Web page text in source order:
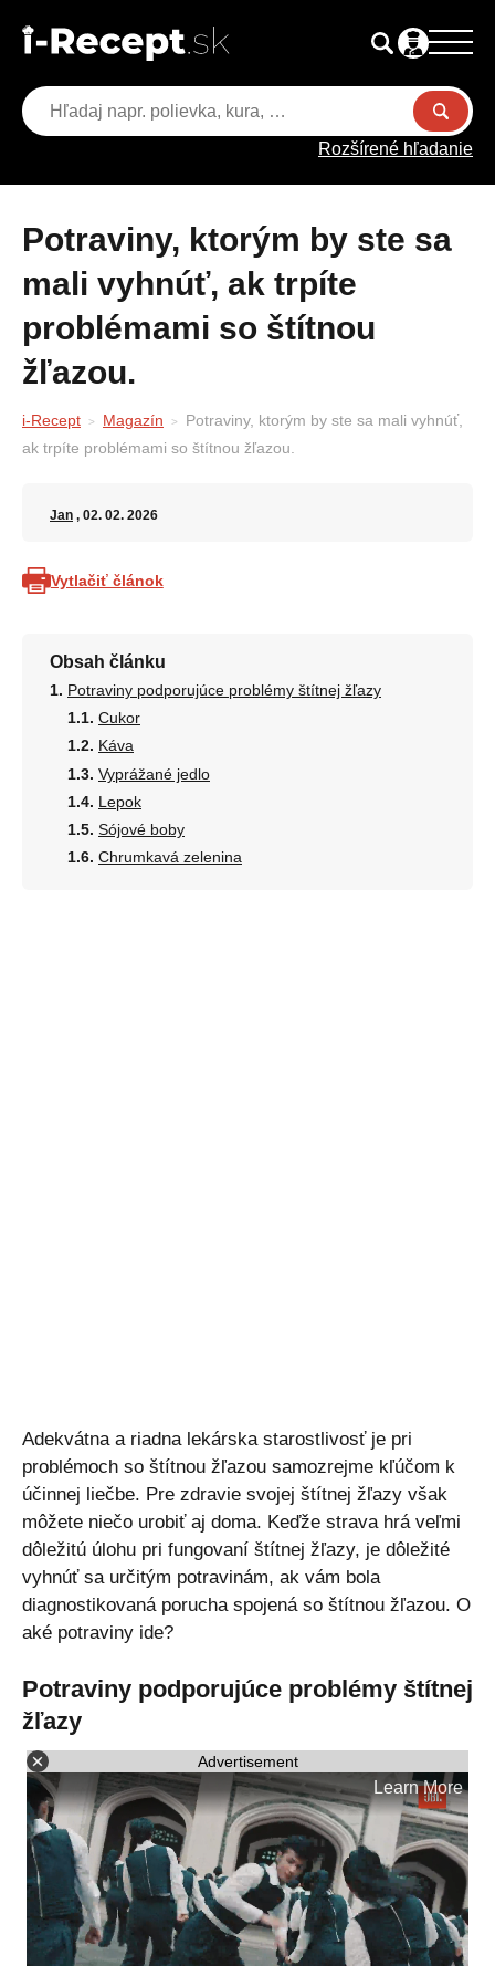
Rozšírené hľadanie
Potraviny, ktorým by ste sa
mali vyhnúť, ak trpíte
problémami so štítnou
žľazou.
i-Recept Magazín
Potraviny, ktorým by ste sa mali vyhnúť,
ak trpíte problémami so štítnou žľazou.
Jan , 02. 02. 2026
Vytlačiť článok
Obsah článku
Potraviny podporujúce problémy štítnej žľazy
Cukor
Káva
Vyprážané jedlo
Lepok
Sójové boby
Chrumkavá zelenina
Adekvátna a riadna lekárska starostlivosť je pri
problémoch so štítnou žľazou samozrejme kľúčom k
účinnej liečbe. Pre zdravie svojej štítnej žľazy však
môžete niečo urobiť aj doma. Keďže strava hrá veľmi
dôležitú úlohu pri fungovaní štítnej žľazy, je dôležité
vyhnúť sa určitým potravinám, ak vám bola
diagnostikovaná porucha spojená so štítnou žľazou. O
aké potraviny ide?
Potraviny podporujúce problémy štítnej
žľazy
Advertisement